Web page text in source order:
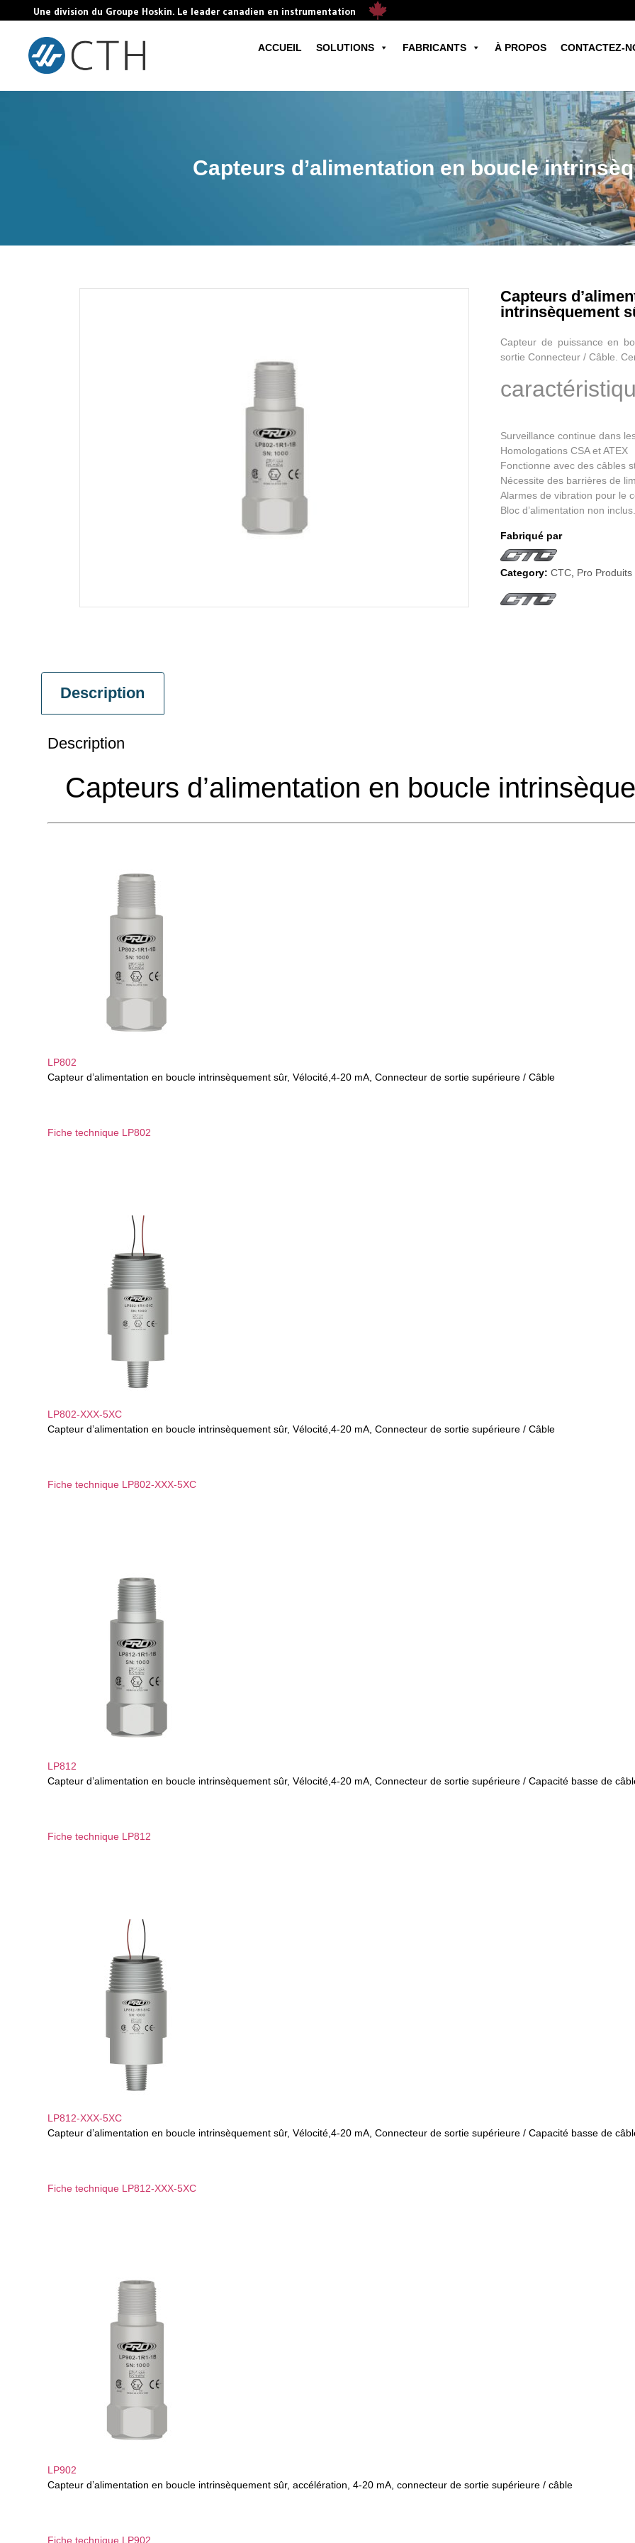
Une division du Groupe Hoskin. Le leader canadien en instrumentation
ACCUEIL SOLUTIONS FABRICANTS À PROPOS CONTACTEZ-
Capteurs d’alimentation en boucle
Capteurs
intrinsèquement
Capteur de puissance en
sortie Connecteur / Câble.
Surveillance continue dans
Homologations CSA et ATEX
Fonctionne avec des câbles
Nécessite des barrières de
Alarmes de vibration pour le
Bloc d’alimentation non inclus.
Fabriqué par
Category: CTC Pro
Description
Description
Capteurs d’alimentation en boucle
LP802
Capteur d’alimentation en boucle intrinsèquement sûr, Vélocité,4-20 mA, Connecteur de sortie supérieure / Câble
Fiche technique LP802
LP802-XXX-5XC
Capteur d’alimentation en boucle intrinsèquement sûr, Vélocité,4-20 mA, Connecteur de sortie supérieure / Câble
Fiche technique LP802-XXX-5XC
LP812
Capteur d’alimentation en boucle intrinsèquement sûr, Vélocité,4-20 mA, Connecteur de sortie supérieure / Capacité basse de
Fiche technique LP812
LP812-XXX-5XC
Capteur d’alimentation en boucle intrinsèquement sûr, Vélocité,4-20 mA, Connecteur de sortie supérieure / Capacité basse de
Fiche technique LP812-XXX-5XC
LP902
Capteur d’alimentation en boucle intrinsèquement sûr, accélération, 4-20 mA, connecteur de sortie supérieure / câble
Fiche technique LP902